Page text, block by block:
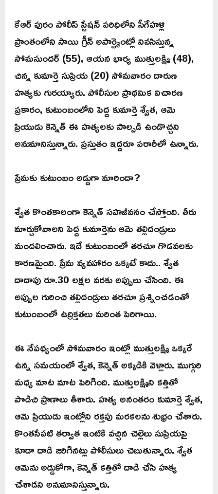
కేఆర్ పురం పోలీస్ స్టేషన్ పరిధిలోని సీగేహళ్లి
ప్రాంతంలోని సాయి గ్రీన్ అపార్ట్మెంట్లో నివసిస్తున్న
సోమసుందర్ (55), ఆయన భార్య ముత్తులక్ష్మి (48),
చిన్న కుమార్తె సుప్రియ (20) సోమవారం దారుణ
హత్యకు గురయ్యారు. పోలీసుల ప్రాథమిక విచారణ
ప్రకారం, కుటుంబంలోని పెద్ద కుమార్తె శ్వేత, ఆమె
ప్రియుడు కెన్నెత్ ఈ హత్యలకు పాల్పడి ఉండొచ్చని
అనుమానిస్తున్నారు. ప్రస్తుతం ఇద్దరూ పరారీలో ఉన్నారు.
ప్రేమకు కుటుంబం అడ్డుగా మారిందా?
శ్వేత కొంతకాలంగా కెన్నెత్ సహజీవనం చేస్తోంది. తీరు
మార్చుకోవాలని పెద్ద కుమార్తెను ఆమె తల్లిదండ్రులు
మందలించారు. ఇదే కుటుంబంలో తరచూ గొడవలకు
కారణమైంది. ప్రేమ వ్యవహారం ఒక్కటే కాదు.. శ్వేత
దాదాపు రూ.30 లక్షల వరకు అప్పులు చేసింది. ఈ
అప్పుల గురించి తల్లిదండ్రులు తరచూ ప్రశ్నించడంతో
కుటుంబంలో ఉద్రిక్తతలు మరింత పెరిగాయి.
ఈ నేపథ్యంలో సోమవారం ఇంట్లో ముత్తులక్ష్మి ఒక్కరే
ఉన్న సమయంలో శ్వేత, కెన్నెత్ అక్కడికి వెళ్లారు. ముగ్గురి
మధ్య మాట మాట పెరిగింది. ముత్తులక్ష్మిని కత్తితో
పొడిచి ప్రాణాలు తీశారు. హత్య అనంతరం కుమార్తె శ్వేత,
ఆమె ప్రియుడు ఇంట్లోని రక్తపు మరకలను శుభ్రం చేశారు.
కొంతసేపటి తర్వాత ఇంటికి వచ్చిన చెల్లెలు సుప్రియపై
కూడా దాడి జరిగినట్లు పోలీసులు చెబుతున్నారు. శ్వేత
ఆమెను అడ్డుకోగా, కెన్నెత్ కత్తితో దాడి చేసి హత్య
చేశాడని అనుమానిస్తున్నారు.